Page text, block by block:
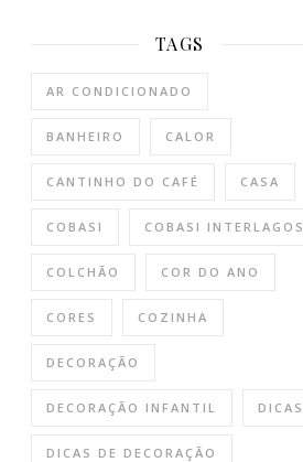
TAGS
AR CONDICIONADO
BANHEIRO CALOR
CANTINHO DO CAFÉ CASA
COBASI COBASI INTERLAGOS
COLCHÃO COR DO ANO
CORES COZINHA
DECORAÇÃO
DECORAÇÃO INFANTIL DICAS
DICAS DE DECORAÇÃO